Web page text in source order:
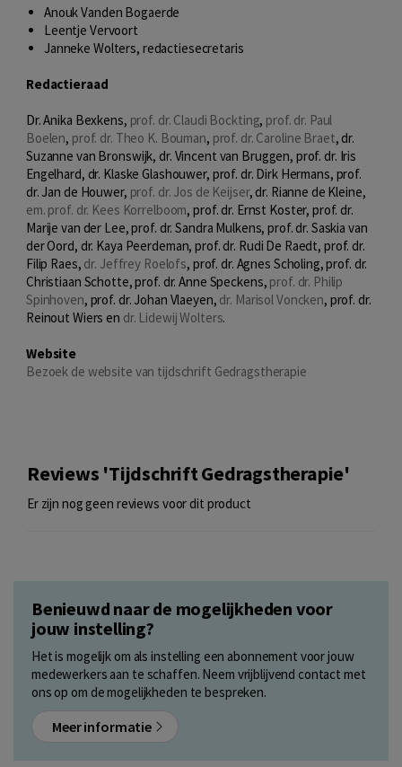
Anouk Vanden Bogaerde
Leentje Vervoort
Janneke Wolters, redactiesecretaris
Redactieraad
Dr. Anika Bexkens, prof. dr. Claudi Bockting, prof. dr. Paul
Boelen, prof. dr. Theo K. Bouman, prof. dr. Caroline Braet, dr.
Suzanne van Bronswijk, dr. Vincent van Bruggen, prof. dr. Iris
Engelhard, dr. Klaske Glashouwer, prof. dr. Dirk Hermans, prof.
dr. Jan de Houwer, prof. dr. Jos de Keijser, dr. Rianne de Kleine,
em. prof. dr. Kees Korrelboom, prof. dr. Ernst Koster, prof. dr.
Marije van der Lee, prof. dr. Sandra Mulkens, prof. dr. Saskia van
der Oord, dr. Kaya Peerdeman, prof. dr. Rudi De Raedt, prof. dr.
Filip Raes, dr. Jeffrey Roelofs, prof. dr. Agnes Scholing, prof. dr.
Christiaan Schotte, prof. dr. Anne Speckens, prof. dr. Philip
Spinhoven, prof. dr. Johan Vlaeyen, dr. Marisol Voncken, prof. dr.
Reinout Wiers en dr. Lidewij Wolters.
Website
Bezoek de website van tijdschrift Gedragstherapie
Reviews 'Tijdschrift Gedragstherapie'
Er zijn nog geen reviews voor dit product
Benieuwd naar de mogelijkheden voor
jouw instelling?
Het is mogelijk om als instelling een abonnement voor jouw
medewerkers aan te schaffen. Neem vrijblijvend contact met
ons op om de mogelijkheden te bespreken.
Meer informatie